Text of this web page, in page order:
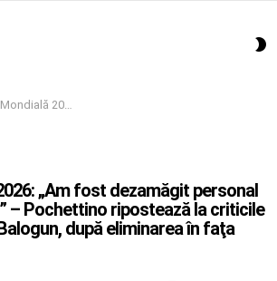
mulţi oameni” – Pochettino ripostează la criticile legate de cazul Balogun, după eliminarea în faţa Belgiei
„Am fost dezamăgit personal
– Pochettino ripostează la criticile
după eliminarea în faţa